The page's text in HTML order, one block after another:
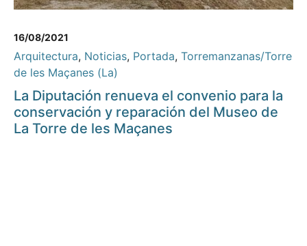
16/08/2021
Arquitectura, Noticias, Portada, Torremanzanas/Torre
de les Maçanes (La)
La Diputación renueva el convenio para la
conservación y reparación del Museo de
La Torre de les Maçanes